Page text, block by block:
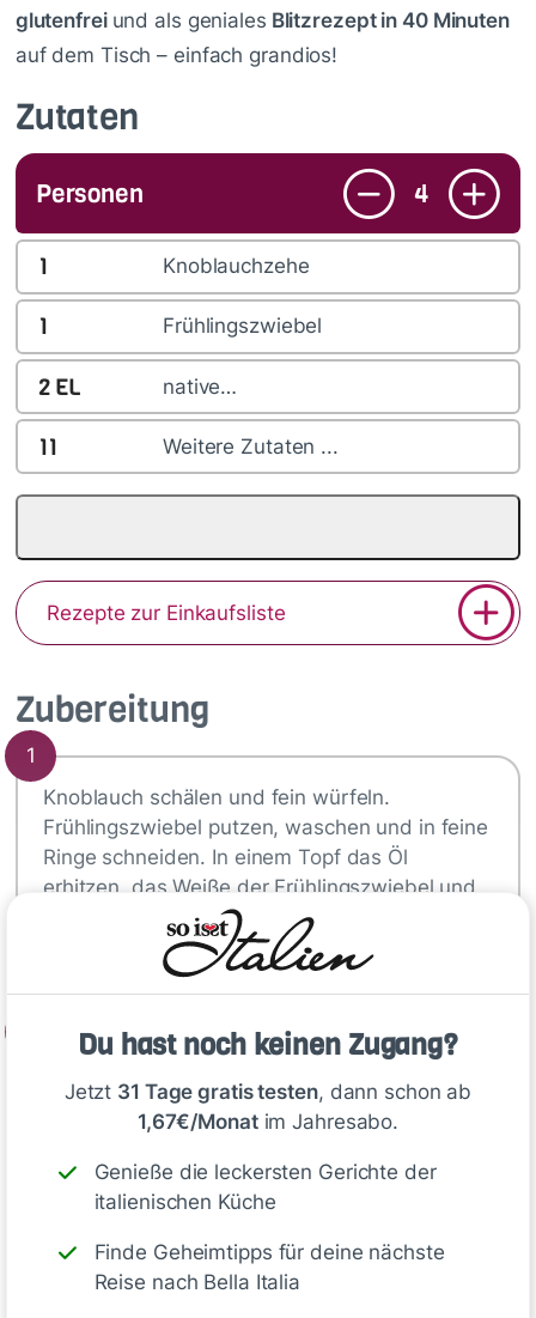
Du hast noch keinen Zugang?
Jetzt 31 Tage gratis testen, dann schon ab
1,67€/Monatim Jahresabo.
Genieße die leckersten Gerichte der
italienischen Küche
Finde Geheimtipps für deine nächste
Reise nach Bella Italia
Zubereitung
1
Knoblauch schälen und fein würfeln.
Frühlingszwiebel putzen, waschen und in feine
Ringe schneiden. In einem Topf das Öl
erhitzen, das Weiße der Frühlingszwiebel und
den Knoblauch darin bei mittlerer Hitze glasig
Tipp
Cremigkeit dieses Risottos liegt in
der Verwendung von
glutenfrei und als geniales Blitzrezept in 40 Minuten
auf dem Tisch – einfach grandios!
Zutaten
Personen 4
1 Knoblauchzehe
1 Frühlingszwiebel
2EL native…
11 Weitere Zutaten ...
Rezepte zur Einkaufsliste